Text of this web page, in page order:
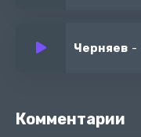
Черняев -
Комментарии